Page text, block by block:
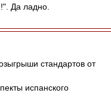
Да ладно.
стандартов от
испанского